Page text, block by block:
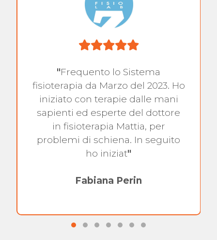
"Frequento lo Sistema
fisioterapia da Marzo del 2023. Ho
iniziato con terapie dalle mani
sapienti ed esperte del dottore
in fisioterapia Mattia, per
problemi di schiena. In seguito
ho iniziat"
Fabiana Perin